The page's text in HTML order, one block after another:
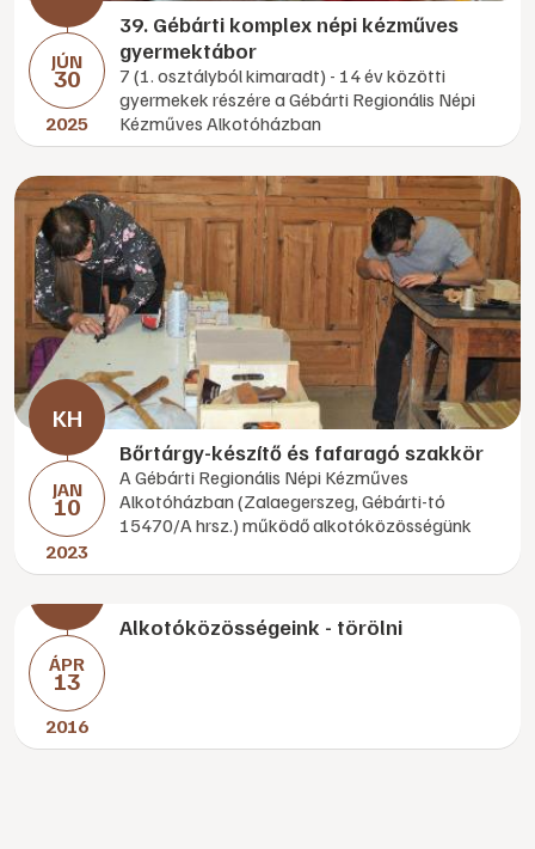
JÚN
30
2025
39. Gébárti komplex népi kézműves
gyermektábor
7 (1. osztályból kimaradt) - 14 év közötti
gyermekek részére a Gébárti Regionális Népi
Kézműves Alkotóházban
JAN
10
2023
Bőrtárgy-készítő és fafaragó szakkör
A Gébárti Regionális Népi Kézműves
Alkotóházban (Zalaegerszeg, Gébárti-tó
15470/A hrsz.) működő alkotóközösségünk
ÁPR
13
2016
Alkotóközösségeink - törölni